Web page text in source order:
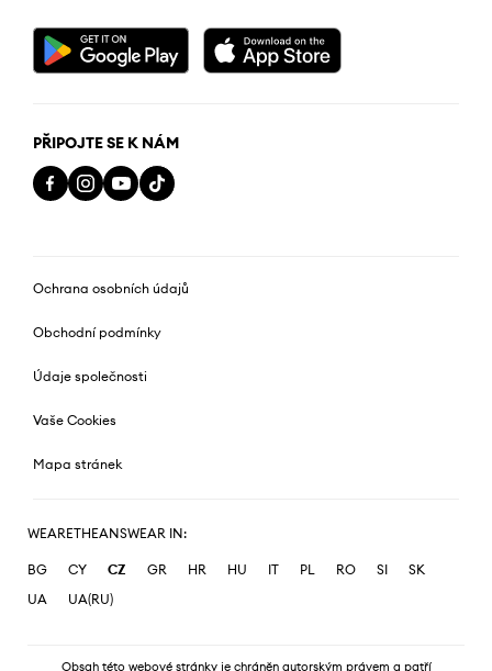
PŘIPOJTE SE K NÁM
Ochrana osobních údajů
Obchodní podmínky
Údaje společnosti
Vaše Cookies
Mapa stránek
WEARETHEANSWEAR IN:
BG CY CZ GR HR HU IT PL RO SI
SK
UA
UA(RU)
Obsah této webové stránky je chráněn autorským právem a patří